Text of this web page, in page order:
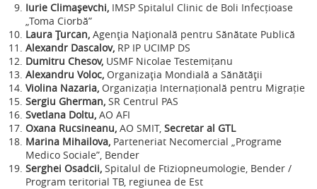
Iurie Climașevchi, IMSP Spitalul Clinic de Boli Infecțioase
„Toma Ciorbă”
Laura Țurcan, Agenția Națională pentru Sănătate Publică
Alexandr Dascalov, RP IP UCIMP DS
Dumitru Chesov, USMF Nicolae Testemițanu
Alexandru Voloc, Organizația Mondială a Sănătății
Violina Nazaria, Organizația Internațională pentru Migrație
Sergiu Gherman, SR Centrul PAS
Svetlana Doltu, AO AFI
Oxana Rucsineanu, AO SMIT, Secretar al GTL
Marina Mihailova, Parteneriat Necomercial „Programe
Medico Sociale”, Bender
Serghei Osadcii, Spitalul de Ftiziopneumologie, Bender /
Program teritorial TB, regiunea de Est